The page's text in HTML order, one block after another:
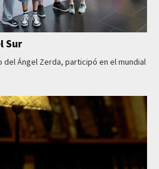
Sur
del Ángel Zerda, participó en el mundial